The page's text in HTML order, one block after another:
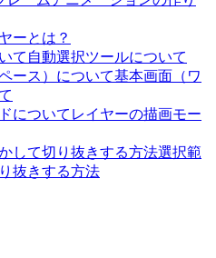
ーとは？
自動選択ツールについて
基本画面（ワ
レイヤーの描画モー
選択範
抜きする方法